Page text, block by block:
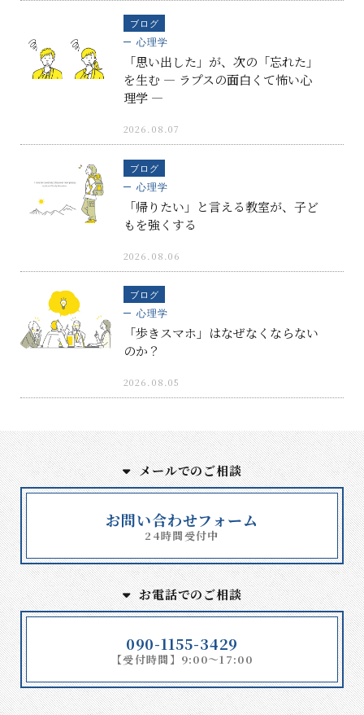
ブログ
心理学
「思い出した」が、次の「忘れた」
を生む ― ラプスの面白くて怖い心
理学 ―
2026.08.07
ブログ
心理学
「帰りたい」と言える教室が、子ど
もを強くする
2026.08.06
ブログ
心理学
「歩きスマホ」はなぜなくならない
のか？
2026.08.05
メールでのご相談
お問い合わせフォーム
24時間受付中
お電話でのご相談
090-1155-3429
【受付時間】9:00～17:00